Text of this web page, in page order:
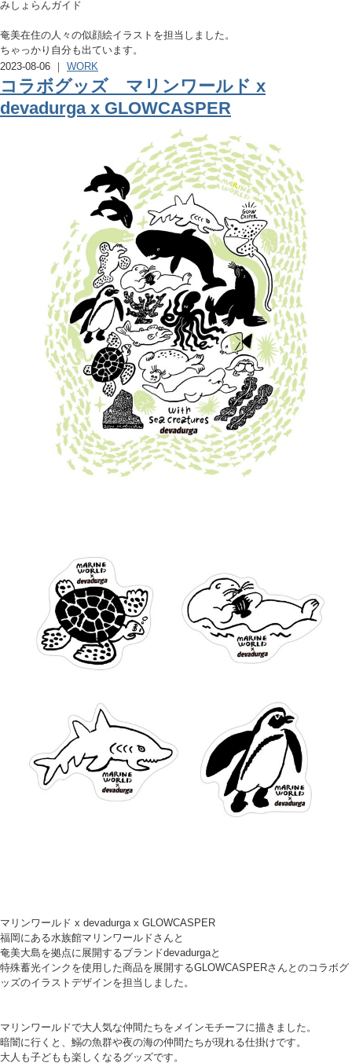
みしょらんガイド
奄美在住の人々の似顔絵イラストを担当しました。
ちゃっかり自分も出ています。
2023-08-06 ｜ WORK
コラボグッズ マリンワールド x
devadurga x GLOWCASPER
マリンワールド x devadurga x GLOWCASPER
福岡にある水族館マリンワールドさんと
奄美大島を拠点に展開するブランドdevadurgaと
特殊蓄光インクを使用した商品を展開するGLOWCASPERさんとのコラボグ
ッズのイラストデザインを担当しました。
マリンワールドで大人気な仲間たちをメインモチーフに描きました。
暗闇に行くと、鰯の魚群や夜の海の仲間たちが現れる仕掛けです。
大人も子どもも楽しくなるグッズです。